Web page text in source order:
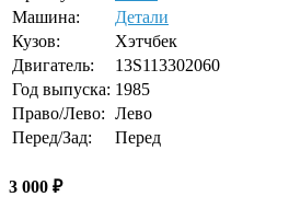
Машина:
Детали
Кузов:
Хэтчбек
Двигатель:
13S113302060
Год выпуска: 1985
Право/Лево: Лево
Перед/Зад:
Перед
3 000 ₽